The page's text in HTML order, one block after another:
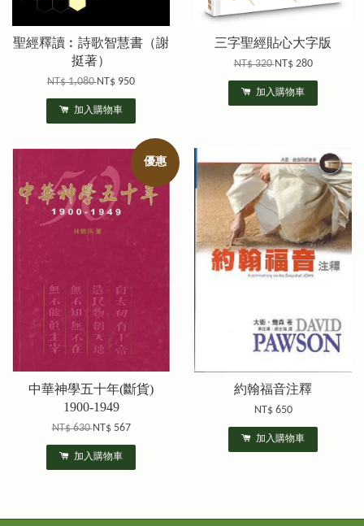
聖經釋讀︰詩歌智慧書（謝
挺著）
NT$ 1,080NT$ 950
加入購物車
三字聖經貼心大字版
NT$ 320NT$ 280
加入購物車
優惠
中華神學五十年(斷貨)
1900-1949
NT$ 630NT$ 567
加入購物車
約翰福音注釋
NT$ 650
加入購物車